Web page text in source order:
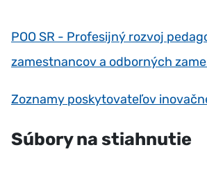
POO SR - Profesijný rozvoj
zamestnancov a odborných
Zoznamy poskytovateľov
Súbory na stiahnutie